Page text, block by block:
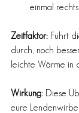
einmal
Zeitfaktor: Führt
durch, noch
leichte Wärme in
Wirkung: Diese
eure